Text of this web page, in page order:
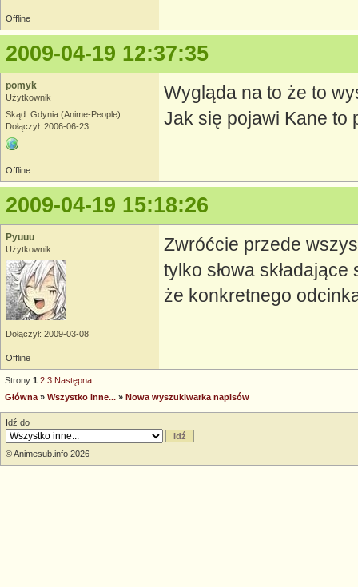
Offline
2009-04-19 12:37:35
pomyk
Użytkownik
Skąd: Gdynia (Anime-People)
Dołączył: 2006-06-23
Wygląda na to że to
Jak się pojawi Kane
Offline
2009-04-19 15:18:26
Pyuuu
Użytkownik
Dołączył: 2009-03-08
Zwróćcie przede
tylko słowa
że konkretnego
Offline
Strony 1 2 3 Następna
Główna » Wszystko inne... » Nowa wyszukiwarka napisów
Idź do
© Animesub.info 2026